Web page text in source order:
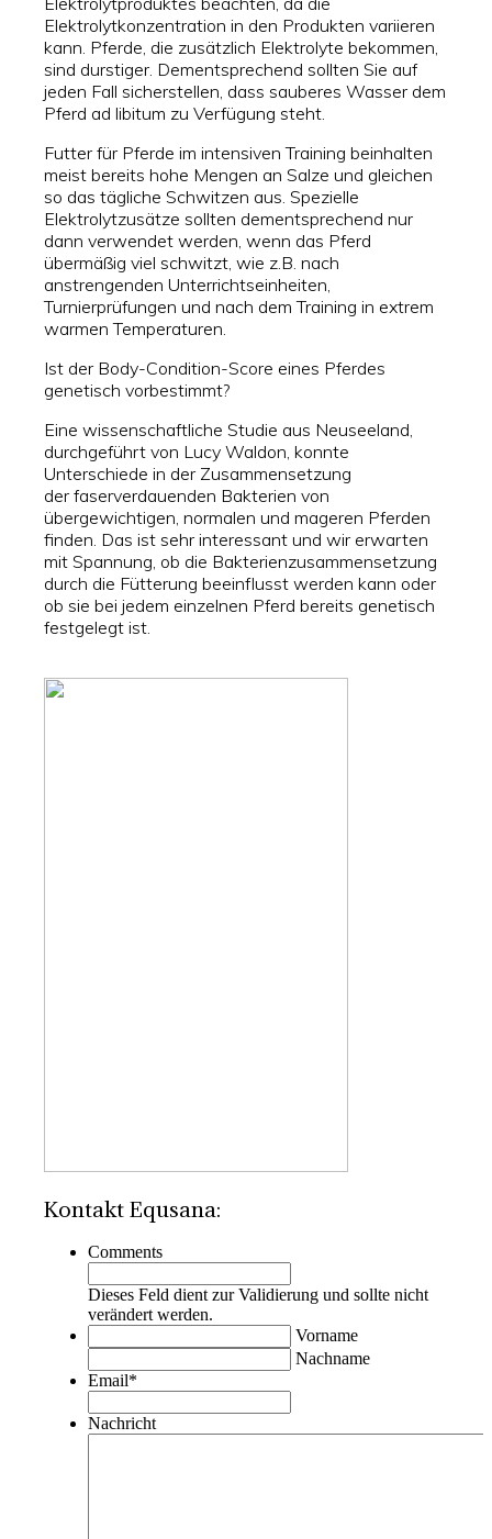
Elektrolytkonzentration in den Produkten variieren
kann. Pferde, die zusätzlich Elektrolyte bekommen,
sind durstiger. Dementsprechend sollten Sie auf
jeden Fall sicherstellen, dass sauberes Wasser dem
Pferd ad libitum zu Verfügung steht.
Futter für Pferde im intensiven Training beinhalten
meist bereits hohe Mengen an Salze und gleichen
so das tägliche Schwitzen aus. Spezielle
Elektrolytzusätze sollten dementsprechend nur
dann verwendet werden, wenn das Pferd
übermäßig viel schwitzt, wie z.B. nach
anstrengenden Unterrichtseinheiten,
Turnierprüfungen und nach dem Training in extrem
warmen Temperaturen.
Ist der Body-Condition-Score eines Pferdes
genetisch vorbestimmt?
Eine wissenschaftliche Studie aus Neuseeland,
durchgeführt von Lucy Waldon, konnte
Unterschiede in der Zusammensetzung
der faserverdauenden Bakterien von
übergewichtigen, normalen und mageren Pferden
finden. Das ist sehr interessant und wir erwarten
mit Spannung, ob die Bakterienzusammensetzung
durch die Fütterung beeinflusst werden kann oder
ob sie bei jedem einzelnen Pferd bereits genetisch
festgelegt ist.
Kontakt Equsana:
Comments
Dieses Feld dient zur Validierung und sollte nicht
verändert werden.
Vorname
Nachname
Email*
Nachricht